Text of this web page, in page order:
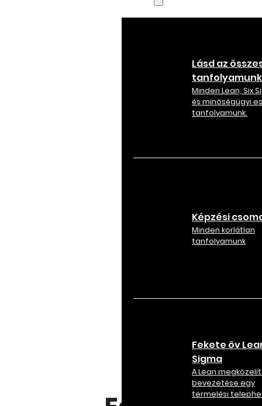
Lásd az
Minden Lean, Six
és minőségügyi
tanfolyamunk.
Képzési
Minden korlátlan
tanfolyamunk
Fekete öv
Sigma
A Lean
bevezetése egy
termelési